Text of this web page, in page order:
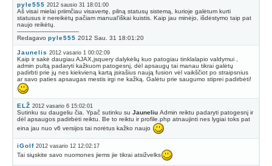
pyle555 2012 sausio 31 18:01:00
Aš visai mielai priimčiau visavertę, pilną statusų sistemą, kurioje galėtum kurti
statusus ir nereikėtų pačiam manual'iškai kuistis. Kaip jau minėjo, išdėstymo taip pat
naujo reikėtų.
----------------------------------
Redagavo pyle555 2012 Sau. 31 18:01:20
Jaunelis 2012 vasario 1 00:02:09
Kaip ir sakė daugiau AJAX,jsquery dalykėlių kuo patogiau tinklalapio valdymui ,
admin pultą padaryti kažkuom patogesnį, dėl apsaugų tai manau tikrai galėtų
padirbti prie jų nes kiekvieną kartą įsirašius naują fusion vėl vaikščiot po straipsnius
ar savo paties apsaugas mestis irgi ne kažką. Galėtu prie saugumo stiprei padirbėti!
ELŽ 2012 vasario 6 15:02:01
Sutinku su daugeliu čia. Ypač sutinku su Jauneliu Admin reiktu padaryti patogesnį ir
dėl apsaugos padirbėti reiktu. Be to reiktu ir profile.php atnaujinti nes lygiai toks pat
eina jau nuo v6 versijos tai norėtus kažko naujo
iGolf 2012 vasario 12 12:02:17
Tai siųskite savo nuomones jiems jie tikrai atsižvelks